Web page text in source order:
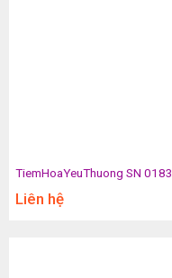
TiemHoaYeuThuong SN 0183
Liên hệ